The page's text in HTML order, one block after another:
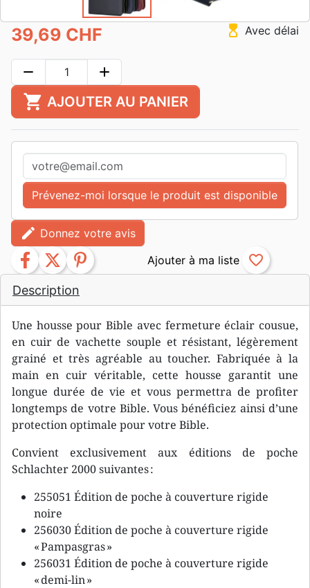
Description
Une housse pour Bible avec fermeture éclair cousue,
en cuir de vachette souple et résistant, légèrement
grainé et très agréable au toucher. Fabriquée à la
main en cuir véritable, cette housse garantit une
longue durée de vie et vous permettra de profiter
longtemps de votre Bible. Vous bénéficiez ainsi d’une
protection optimale pour votre Bible.
Convient exclusivement aux éditions de poche
Schlachter 2000 suivantes :
255051 Édition de poche à couverture rigide
noire
256030 Édition de poche à couverture rigide
« Pampasgras »
256031 Édition de poche à couverture rigide
« demi-lin »
39,69 CHF hourglass_top Avec délai
remove add
shopping_cart AJOUTER AU PANIER
Prévenez-moi lorsque le produit est disponible
edit Donnez votre avis
facebook twitter pinterest favorite_border